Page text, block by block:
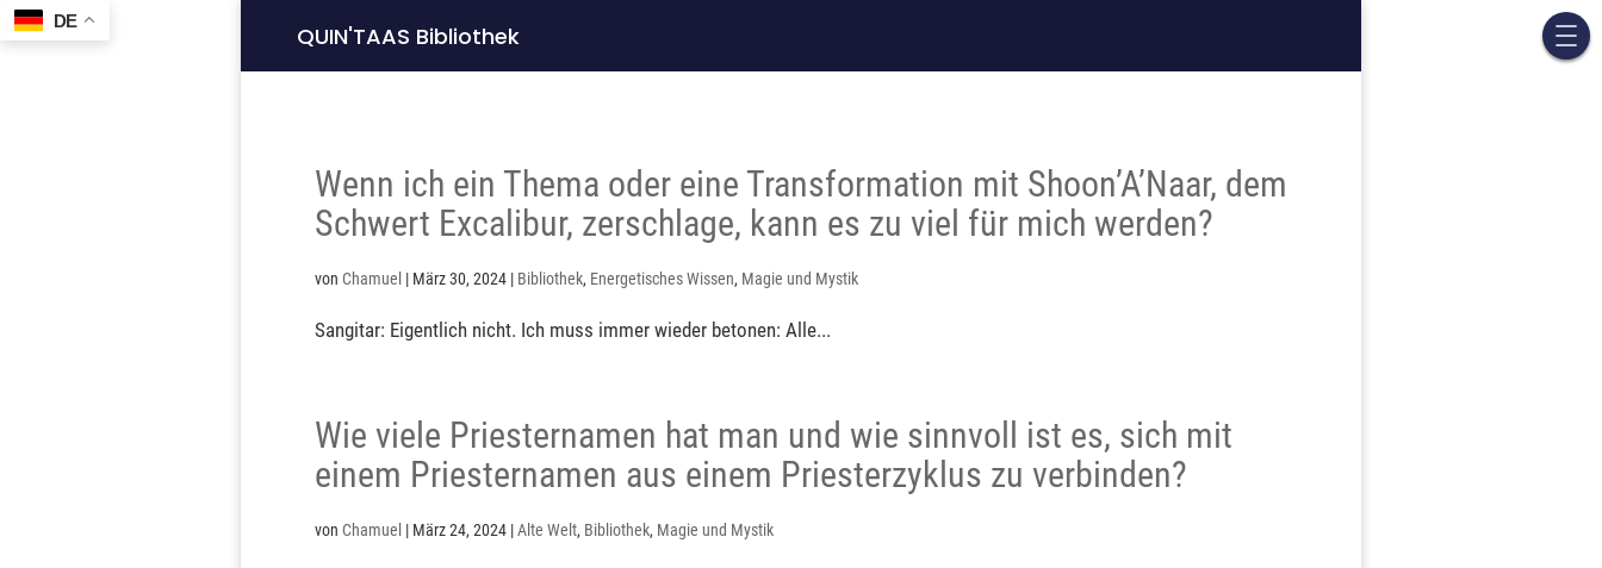
QUIN'TAAS Bibliothek
Wenn ich ein Thema oder eine Transformation mit Shoon’A’Naar, dem
Schwert Excalibur, zerschlage, kann es zu viel für mich werden?
von Chamuel | März 30, 2024| Bibliothek, Energetisches Wissen, Magie und Mystik
Sangitar: Eigentlich nicht. Ich muss immer wieder betonen: Alle...
Wie viele Priesternamen hat man und wie sinnvoll ist es, sich mit
einem Priesternamen aus einem Priesterzyklus zu verbinden?
von Chamuel | März 24, 2024|Alte Welt, Bibliothek, Magie und Mystik
DE